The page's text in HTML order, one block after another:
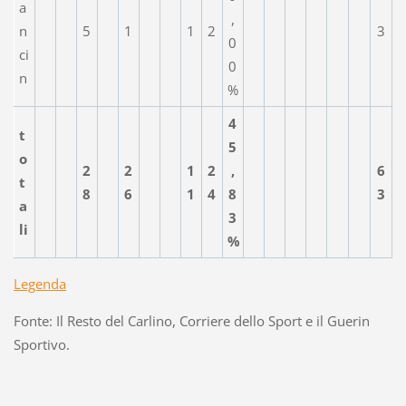
a
n
ci
n
5 1 1 2
,
0
0
%
3
t
o
t
a
li
2
8
2
6
1
1
2
4
4
5
,
8
3
%
6
3
Legenda
Fonte: Il Resto del Carlino, Corriere dello Sport e il Guerin
Sportivo.